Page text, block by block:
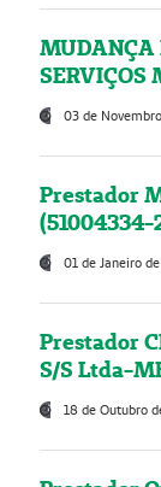
MUDANÇA
SERVIÇOS
03 de
Prestador
(51004334-
01 de Janeiro
Prestador
S/S Ltda-
18 de Outubro